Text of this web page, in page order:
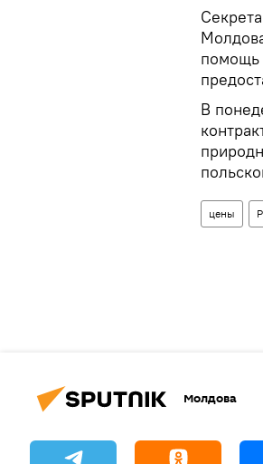
помощь
В
цены
Молдова